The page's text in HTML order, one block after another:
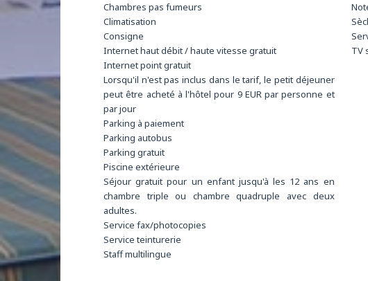
Chambres pas fumeurs
Climatisation
Consigne
Internet haut débit / haute vitesse gratuit
Internet point gratuit
Lorsqu'il n'est pas inclus dans le tarif, le petit déjeuner
peut être acheté à l'hôtel pour 9 EUR par personne et
par jour
Parking à paiement
Parking autobus
Parking gratuit
Piscine extérieure
Séjour gratuit pour un enfant jusqu'à les 12 ans en
chambre triple ou chambre quadruple avec deux
adultes.
Service fax/photocopies
Service teinturerie
Staff multilingue
TV